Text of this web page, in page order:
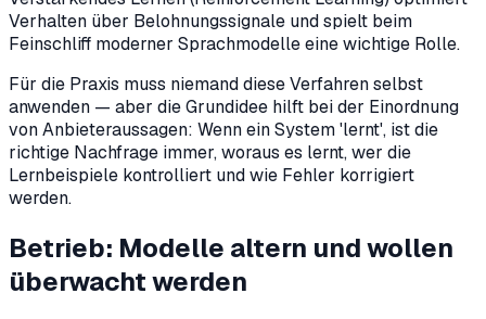
Verhalten über Belohnungssignale und spielt beim
Feinschliff moderner Sprachmodelle eine wichtige Rolle.
Für die Praxis muss niemand diese Verfahren selbst
anwenden — aber die Grundidee hilft bei der Einordnung
von Anbieteraussagen: Wenn ein System 'lernt', ist die
richtige Nachfrage immer, woraus es lernt, wer die
Lernbeispiele kontrolliert und wie Fehler korrigiert
werden.
Betrieb: Modelle altern und wollen
überwacht werden